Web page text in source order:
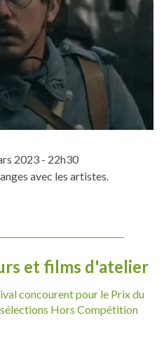
2023 - 22h30
avec les artistes.
et films d'atelier
concourent pour le Prix du
Hors Compétition